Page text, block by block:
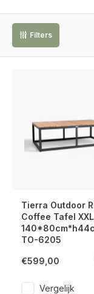
Filters
Tierra Outdoor
Coffee Tafel XXL,
TO-6205
€599,00
Vergelijk